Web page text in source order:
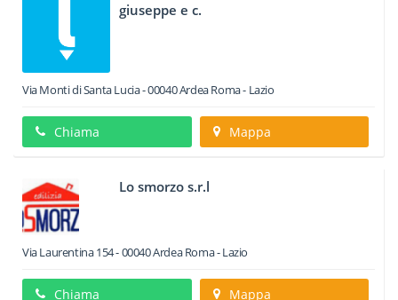
giuseppe e c.
Via Monti di Santa Lucia-00040ArdeaRoma - Lazio
Chiama Mappa
Lo smorzo s.r.l
Via Laurentina 154-00040ArdeaRoma -Lazio
Chiama Mappa